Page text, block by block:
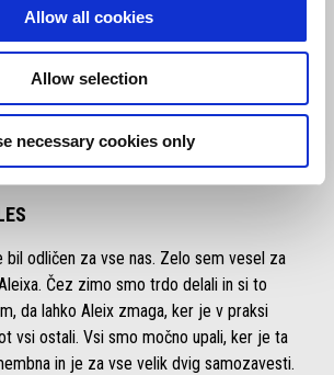
Allow all cookies
Allow selection
necessary cookies only
bil odličen za vse nas. Zelo sem vesel za
Čez zimo smo trdo delali in si to
da lahko Aleix zmaga, ker je v praksi
vsi ostali. Vsi smo močno upali, ker je ta
in je za vse velik dvig samozavesti.